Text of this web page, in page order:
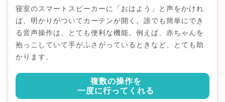
寝室のスマートスピーカーに「おはよう」と声をかけれ
ば、明かりがついてカーテンが開く。誰でも簡単にでき
る音声操作は、とても便利な機能。例えば、赤ちゃんを
抱っこしていて手がふさがっているときなど、とても助
かります。
複数の操作を
一度に行ってくれる